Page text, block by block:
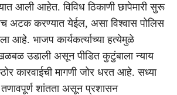
आली आहेत. विविध ठिकाणी छापेमारी सुरू
अटक करण्यात येईल, असा विश्वास पोलिस
आहे. भाजप कार्यकर्त्याच्या हत्येमुळे
उडाली असून पीडित कुटुंबाला न्याय
कारवाईची मागणी जोर धरत आहे. सध्या
तणावपूर्ण शांतता असून प्रशासन